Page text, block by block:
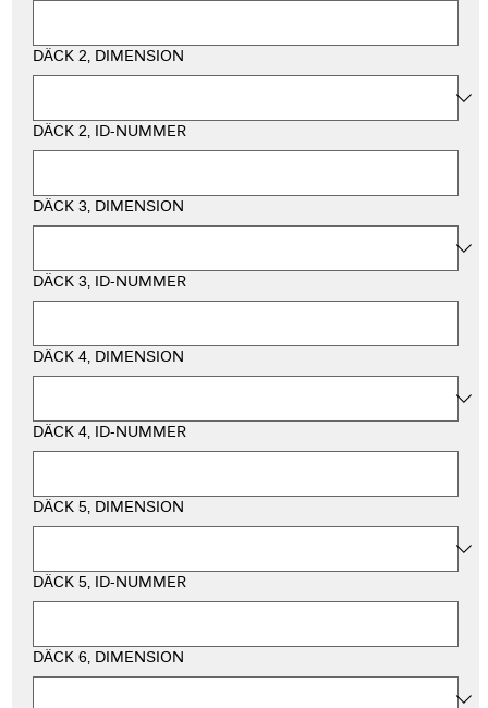
DÄCK 2, DIMENSION
DÄCK 2, ID-NUMMER
DÄCK 3, DIMENSION
DÄCK 3, ID-NUMMER
DÄCK 4, DIMENSION
DÄCK 4, ID-NUMMER
DÄCK 5, DIMENSION
DÄCK 5, ID-NUMMER
DÄCK 6, DIMENSION